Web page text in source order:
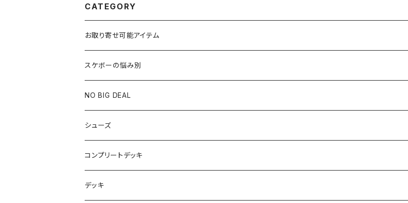
CATEGORY
お取り寄せ可能アイテム
スケボーの悩み別
膝や腰が痛い
NO BIG DEAL
NBD CUSTOMIZED
USED ITEM
Tシャツ
シューズ
キッズシューズ
NIKE SB ORANGE LABEL/ISO
コンプリートデッキ
HI5のパーツセット
デッキ